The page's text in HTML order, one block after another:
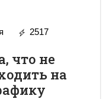
2517
что не
на